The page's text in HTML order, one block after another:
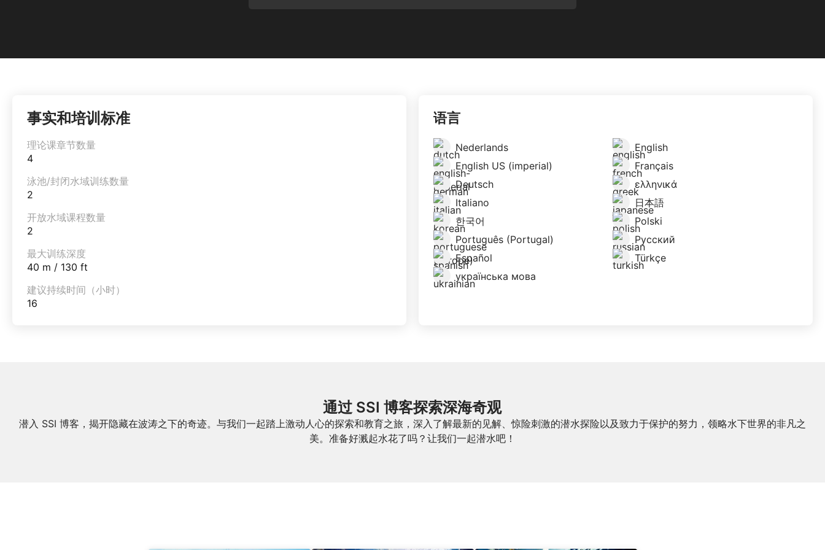
事实和培训标准
理论课章节数量
4
泳池/封闭水域训练数量
2
开放水域课程数量
2
最大训练深度
40 m / 130 ft
建议持续时间（小时）
16
语言
Nederlands
English
English US (imperial)
Français
Deutsch
ελληνικά
Italiano
日本語
한국어
Polski
Português (Portugal)
Русский
Español
Türkçe
українська мова
通过 SSI 博客探索深海奇观
潜入 SSI 博客，揭开隐藏在波涛之下的奇迹。与我们一起踏上激动人心的探索和教育之旅，深入了解最新的见解、惊险刺激的潜水探险以及致力于保护的努力，领略水下世界的非凡之
美。准备好溅起水花了吗？让我们一起潜水吧！